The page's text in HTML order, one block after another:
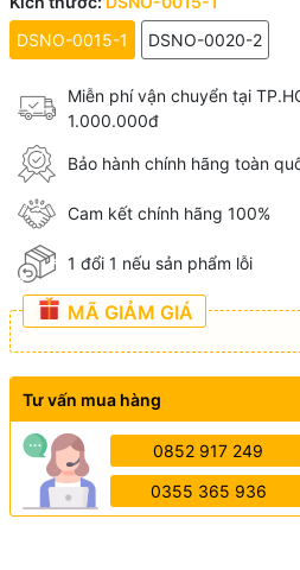
DSNO-0015-1
DSNO-0020-2
Miễn phí vận chuyển tại
1.000.000đ
Bảo hành chính hãng toàn
Cam kết chính hãng 100%
1 đổi 1 nếu sản phẩm lỗi
MÃ GIẢM GIÁ
Tư vấn mua hàng
0852 917 249
0355 365 936